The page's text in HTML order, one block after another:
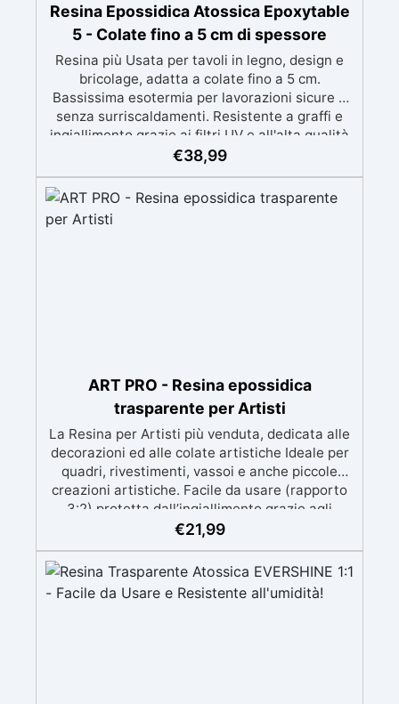
Resina Epossidica Atossica Epoxytable
5 - Colate fino a 5 cm di spessore
Resina più Usata per tavoli in legno, design e
bricolage, adatta a colate fino a 5 cm.
Bassissima esotermia per lavorazioni sicure e
senza surriscaldamenti. Resistente a graffi e
ingiallimento grazie ai filtri UV e all'alta qualità
meccanica. Bassa viscosità per eliminare bolle
BPA/VOC free e certificata per il contatto
prolungato con la pelle.
€38,99
ART PRO - Resina epossidica
trasparente per Artisti
La Resina per Artisti più venduta, dedicata alle
decorazioni ed alle colate artistiche Ideale per
quadri, rivestimenti, vassoi e anche piccole
creazioni artistiche. Facile da usare (rapporto
3:2) protetta dall’ingiallimento grazie agli
speciali filtri UV Formula densa : non cola via,
in 12-24h garantendo una superficie lucida e
brillante
€21,99